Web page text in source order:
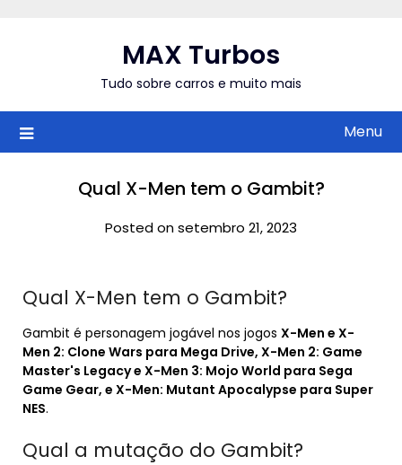
MAX Turbos
Tudo sobre carros e muito mais
Menu
Qual X-Men tem o Gambit?
Posted on setembro 21, 2023
Qual X-Men tem o Gambit?
Gambit é personagem jogável nos jogos X-Men e X-
Men 2: Clone Wars para Mega Drive, X-Men 2: Game
Master's Legacy e X-Men 3: Mojo World para Sega
Game Gear, e X-Men: Mutant Apocalypse para Super
NES.
Qual a mutação do Gambit?